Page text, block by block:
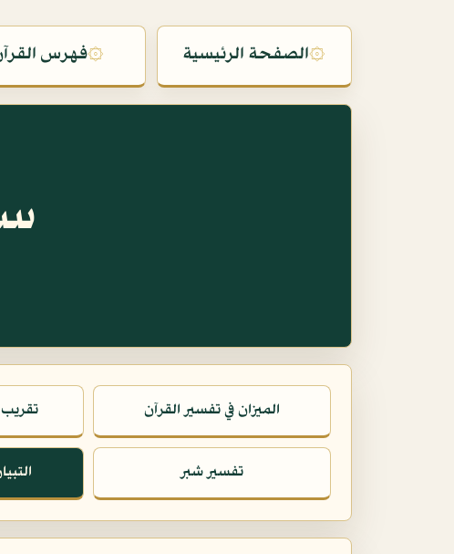
۞الصفحة الرئيسية ۞فهرس
الميزان في تفسير القرآن تقريب
تفسير شبر